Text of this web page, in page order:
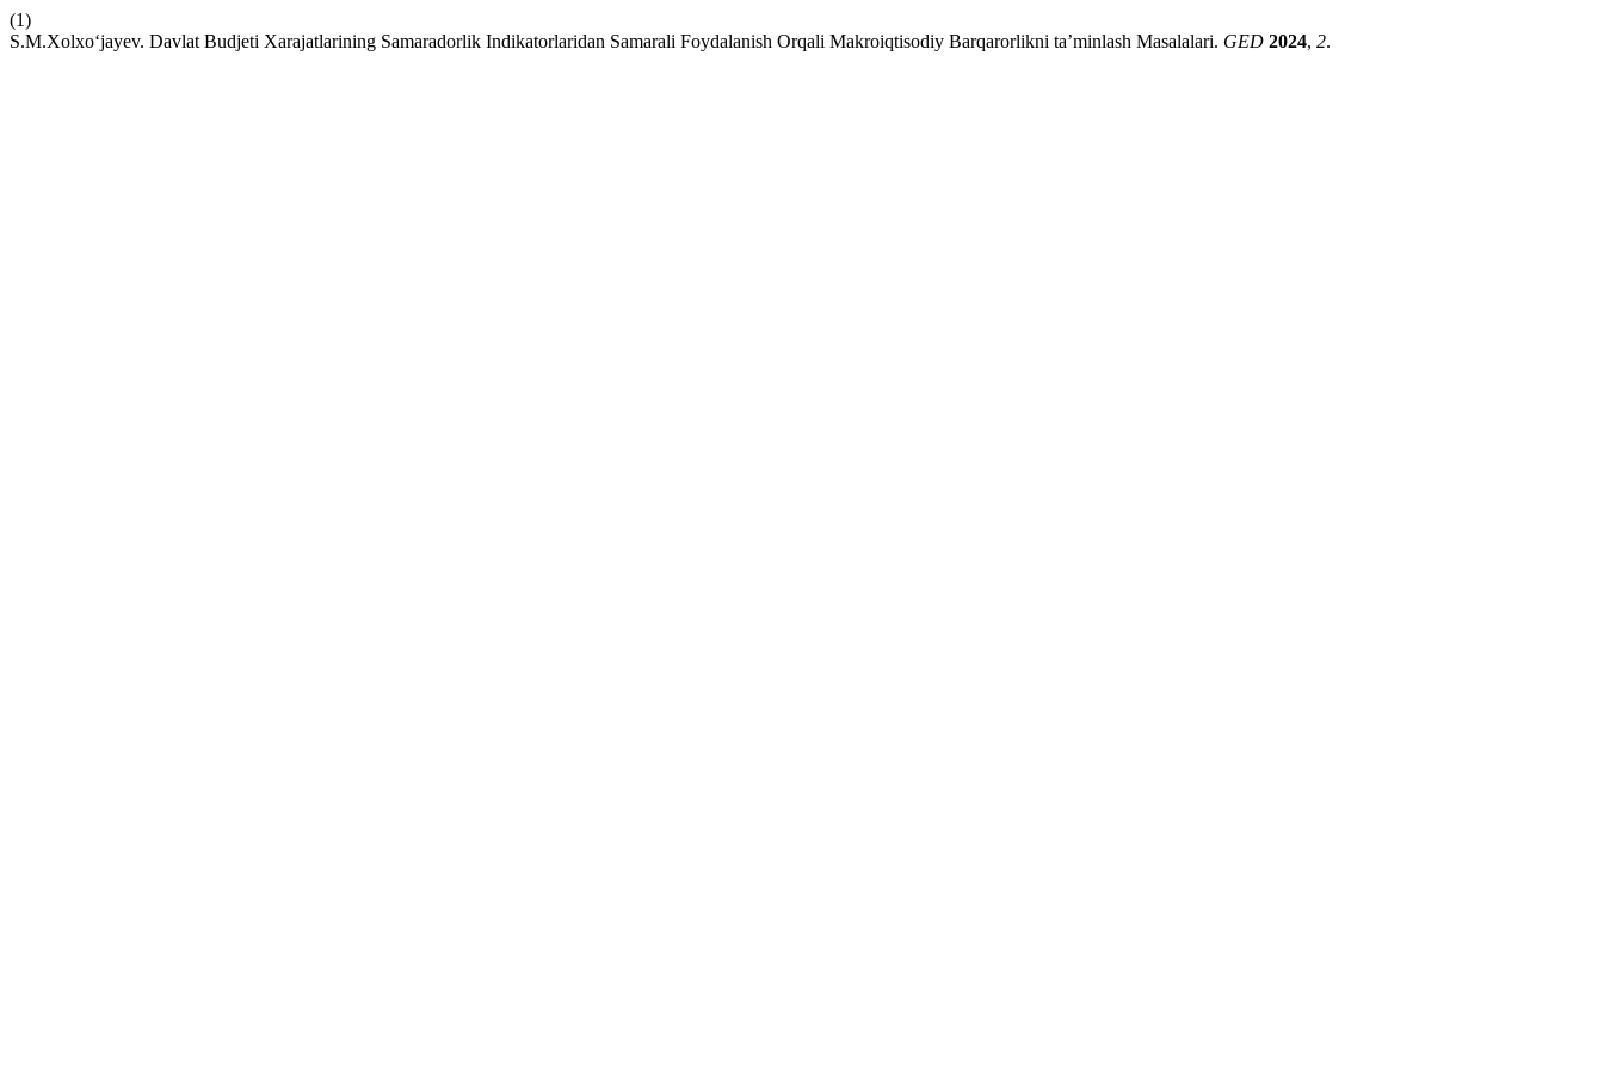
(1)
S.M.Xolxo‘jayev. Davlat Budjeti Xarajatlarining Samaradorlik Indikatorlaridan Samarali Foydalanish Orqali Makroiqtisodiy Barqarorlikni ta’minlash Masalalari. GED 2024, 2.